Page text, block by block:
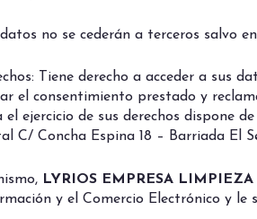
no se cederán a terceros salvo
Tiene derecho a acceder a sus
el consentimiento prestado y
el ejercicio de sus derechos dispone
C/ Concha Espina 18 – Barriada El
LYRIOS EMPRESA LIMPIEZA
y el Comercio Electrónico y